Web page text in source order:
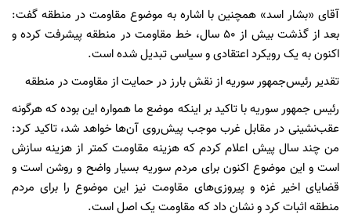
آقای «بشار اسد» همچنین با اشاره به موضوع مقاومت در منطقه گفت:
بعد از گذشت بیش از ۵۰ سال، خط مقاومت در منطقه پیشرفت کرده و
اکنون به یک رویکرد اعتقادی و سیاسی تبدیل شده است.
تقدیر رئیس‌جمهور سوریه از نقش بارز در حمایت از مقاومت در منطقه
رئیس جمهور سوریه با تاکید بر اینکه موضع ما همواره این بوده که هرگونه
عقب‌نشینی در مقابل غرب موجب پیش‌روی آن‌ها خواهد شد، تاکید کرد:
من چند سال پیش اعلام کردم که هزینه مقاومت کمتر از هزینه سازش
است و این موضوع اکنون برای مردم سوریه بسیار واضح و روشن است و
قضایای اخیر غزه و پیروزی‌های مقاومت نیز این موضوع را برای مردم
منطقه اثبات کرد و نشان داد که مقاومت یک اصل است.